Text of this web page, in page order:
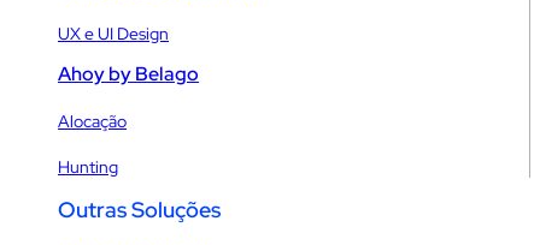
UX e UI Design
Ahoy by Belago
Alocação
Hunting
Outras Soluções